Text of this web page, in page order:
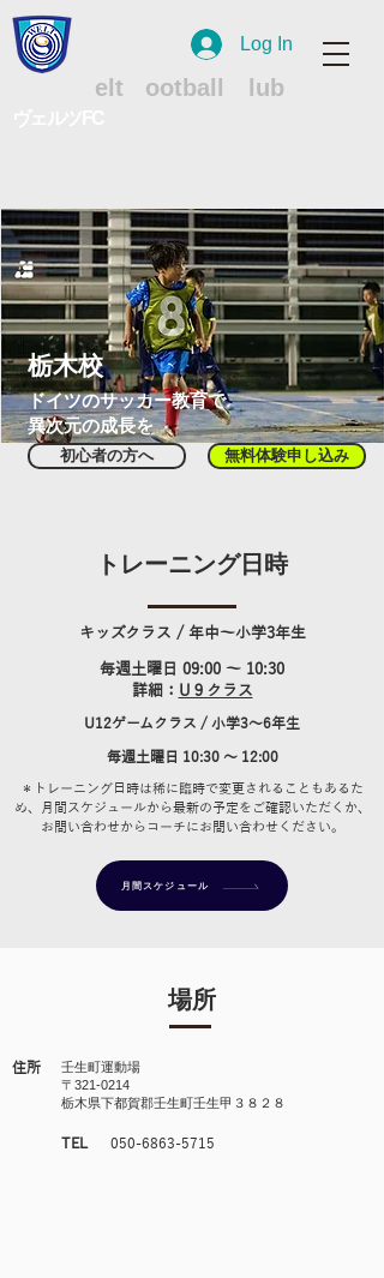
Log In
elt ootball lub
栃木校
ドイツのサッカー教育で
異次元の成長を
初心者の方へ 無料体験申し込み
トレーニング日時
キッズクラス​ / 年中～小学3年生
毎週土曜日 09:00 ～ 10:30
詳細： U９クラス
U12ゲームクラス​ / 小学3～6年生
毎週土曜日 10:30 ～ 12:00
＊トレーニング日時は稀に臨時で変更されることもあるた
め、月間スケジュールから最新の予定をご確認いただくか、
お問い合わせからコーチにお問い合わせください。
月間スケジュール
場所
住所
​壬生町運動場
〒321-0214
栃木県下都賀郡壬生町壬生甲３８２８
TEL 050-6863-5715